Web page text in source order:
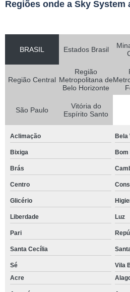
Regiões onde a Sky System
BRASIL Estados Brasil
Região Central
Região
Metropolitana de
Belo Horizonte
São Paulo
Vitória do
Espírito Santo
Aclimação Bela
Bixiga
Brás
Centro
Glicério
Liberdade Luz
Pari
Santa Cecília
Sé
Vila
Acre